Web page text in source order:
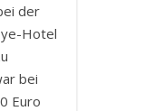
der
Hotel
bei
Euro